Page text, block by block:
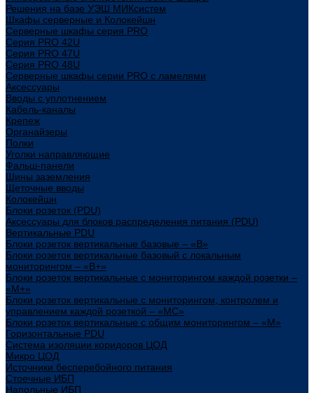
Решения на базе УЭШ МИКсистем
Шкафы серверные и Колокейшн
Серверные шкафы серия PRO
Серия PRO 42U
Серия PRO 47U
Серия PRO 48U
Серверные шкафы серии PRO с ламелями
Аксессуары
Вводы с уплотнением
Кабель-каналы
Крепеж
Органайзеры
Полки
Уголки направляющие
Фальш-панели
Шины заземления
Щеточные вводы
Колокейшн
Блоки розеток (PDU)
Аксессуары для блоков распределения питания (PDU)
Вертикальные PDU
Блоки розеток вертикальные базовые – «В»
Блоки розеток вертикальные базовый с локальным
мониторингом – «В+»
Блоки розеток вертикальные с мониторингом каждой розетки –
«М+»
Блоки розеток вертикальные с мониторингом, контролем и
управлением каждой розеткой – «МС»
Блоки розеток вертикальные с общим мониторингом – «М»
Горизонтальные PDU
Система изоляции коридоров ЦОД
Микро ЦОД
Источники бесперебойного питания
Стоечные ИБП
Напольные ИБП